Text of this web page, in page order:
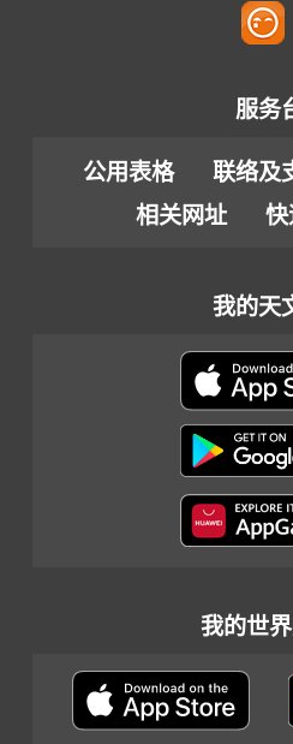
服务
公用表格 联络及
相关网址
快
我的天
我的世